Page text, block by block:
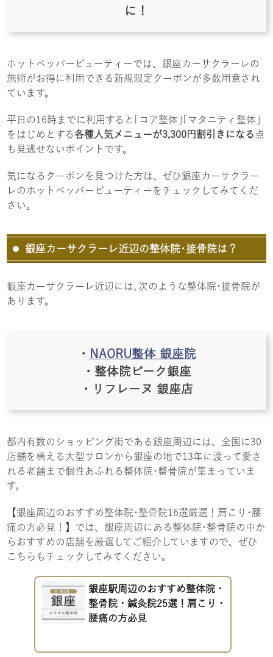
に！
ホットペッパービューティーでは、銀座カーサクラーレの
施術がお得に利用できる新規限定クーポンが多数用意され
ています。
平日の16時までに利用すると｢コア整体｣｢マタニティ整体｣
をはじめとする各種人気メニューが3,300円割引きになる 点
も見逃せないポイントです。
気になるクーポンを見つけた方は、ぜひ銀座カーサクラー
レのホットペッパービューティーをチェックしてみてくだ
さい。
銀座カーサクラーレ近辺の整体院･接骨院は？
銀座カーサクラーレ近辺には､次のような整体院･接骨院が
あります。
・
NAORU整体 銀座院
・整体院ピーク銀座
・リフレーヌ 銀座店
都内有数のショッピング街である銀座周辺には、全国に30
店舗を構える大型サロンから銀座の地で13年に渡って愛さ
れる老舗まで個性あふれる整体院･整骨院が集まっていま
す。
【銀座周辺のおすすめ整体院･整骨院16選厳選！肩こり･腰
痛の方必見！】では、銀座周辺にある整体院･整骨院の中か
らおすすめの店舗を厳選してご紹介していますので、ぜひ
こちらもチェックしてみてください。
銀座駅周辺のおすすめ整体院・
整骨院・鍼灸院25選！肩こり・
腰痛の方必見